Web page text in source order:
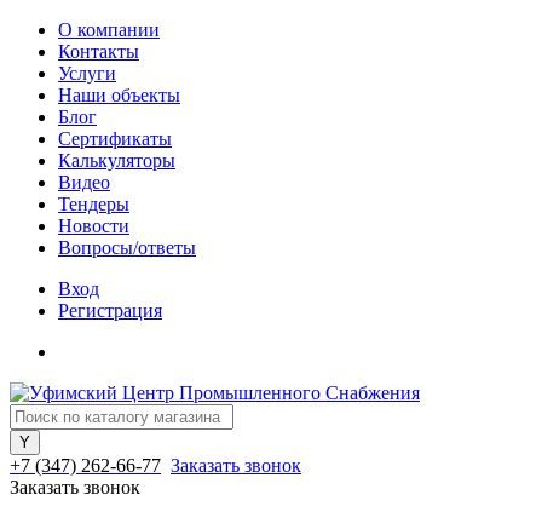
О компании
Контакты
Услуги
Наши объекты
Блог
Сертификаты
Калькуляторы
Видео
Тендеры
Новости
Вопросы/ответы
Вход
Регистрация
+7 (347) 262-66-77 Заказать звонок
Заказать звонок